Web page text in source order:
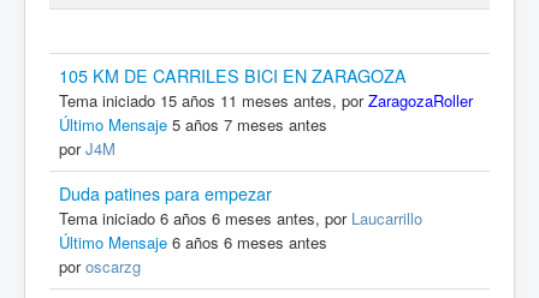
105 KM DE CARRILES BICI EN ZARAGOZA
Tema iniciado 15 años 11 meses antes, porZaragozaRoller
Último Mensaje 5 años 7 meses antes
porJ4M
Duda patines para empezar
Tema iniciado 6 años 6 meses antes, por Laucarrillo
Último Mensaje 6 años 6 meses antes
poroscarzg